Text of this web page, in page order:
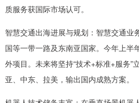
质服务获国际市场认可。
智慧交通出海进展与规划：智慧交通业
国等一带一路及东南亚国家。今年上半
外项目。未来将坚持“技术+标准+服务”
亚、中东、拉美，输出国内成熟方案。